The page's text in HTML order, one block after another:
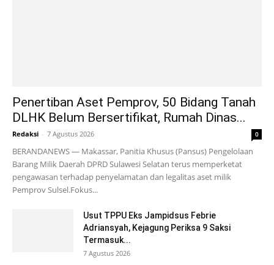
Penertiban Aset Pemprov, 50 Bidang Tanah
DLHK Belum Bersertifikat, Rumah Dinas...
Redaksi - 7 Agustus 2026 0
BERANDANEWS — Makassar, Panitia Khusus (Pansus) Pengelolaan
Barang Milik Daerah DPRD Sulawesi Selatan terus memperketat
pengawasan terhadap penyelamatan dan legalitas aset milik
Pemprov Sulsel.Fokus...
Usut TPPU Eks Jampidsus Febrie
Adriansyah, Kejagung Periksa 9 Saksi
Termasuk...
7 Agustus 2026